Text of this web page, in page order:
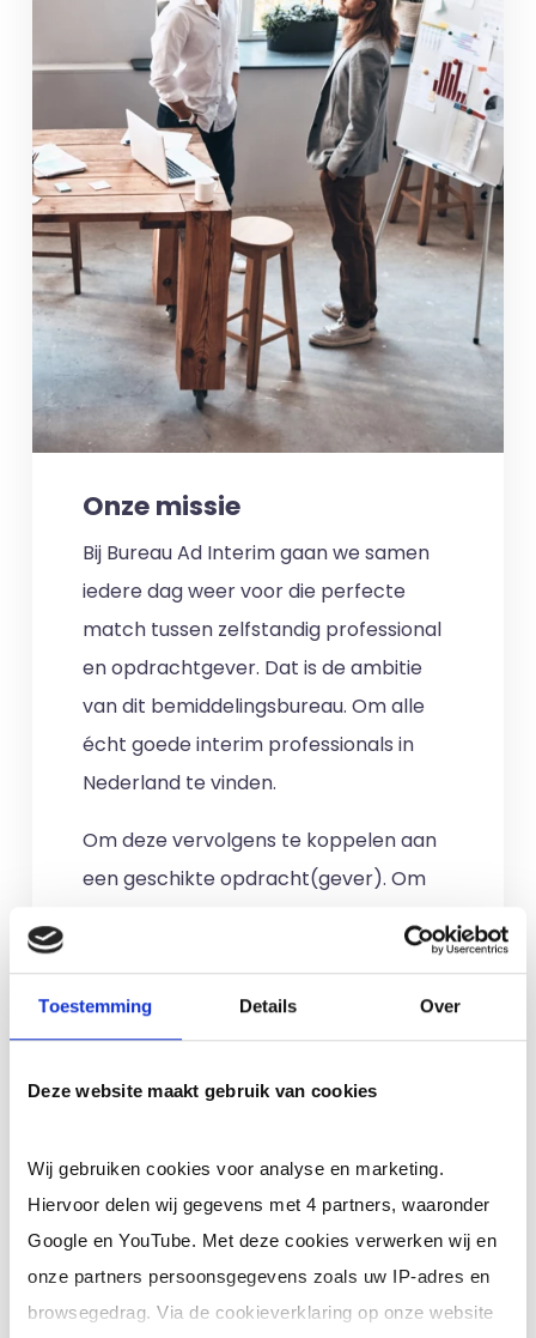
Toestemming Details Over
Deze website maakt gebruik van cookies
Wij gebruiken cookies voor analyse en marketing.
Hiervoor delen wij gegevens met 4 partners, waaronder
Google en YouTube. Met deze cookies verwerken wij en
onze partners persoonsgegevens zoals uw IP-adres en
browsegedrag. Via de cookieverklaring op onze website
Onze missie
Bij Bureau Ad Interim gaan we samen
iedere dag weer voor die perfecte
match tussen zelfstandig professional
en opdrachtgever. Dat is de ambitie
van dit bemiddelingsbureau. Om alle
écht goede interim professionals in
Nederland te vinden.
Om deze vervolgens te koppelen aan
een geschikte opdracht(gever). Om
ontzorgen. Maar ook om wat terug te
doen voor de maatschappij. Door
goede doelen te steunen en op een
te ondernemen.
Het liefst delen we dat wat we
ontvangen met anderen. Het
ondernemen is voor ons meer dan
alleen winst MAKEN. Wij willen die winst
DELEN. Dit doen we samen met u.